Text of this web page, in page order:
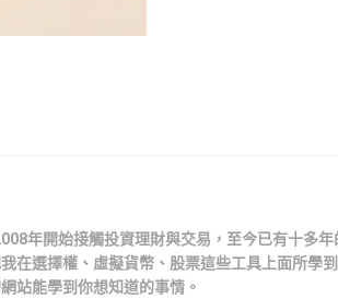
年開始接觸投資理財與交易，至今已有十多年
在選擇權、虛擬貨幣、股票這些工具上面所學
站能學到你想知道的事情。